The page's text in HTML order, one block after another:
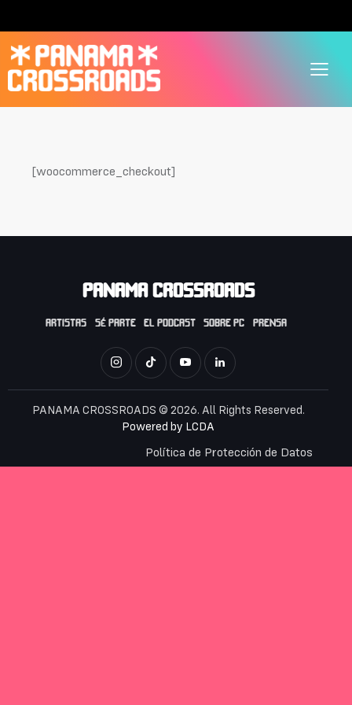
[woocommerce_checkout]
PANAMA CROSSROADS
ARTISTAS SÉ PARTE EL PODCAST SOBRE PC PRENSA
PANAMA CROSSROADS © 2026. All Rights Reserved.
Powered by LCDA
Política de Protección de Datos